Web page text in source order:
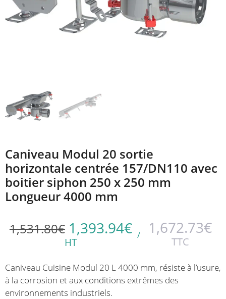
Caniveau Modul 20 sortie
horizontale centrée 157/DN110 avec
boitier siphon 250 x 250 mm
Longueur 4000 mm
1,531.80€ 1,393.94€
HT
/ 1,672.73€
TTC
Caniveau Cuisine Modul 20 L 4000 mm, résiste à l’usure,
à la corrosion et aux conditions extrêmes des
environnements industriels.